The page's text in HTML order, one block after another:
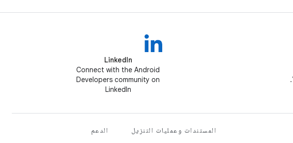
LinkedIn
Connect with the Android
Developers community on
LinkedIn
المستندات وعمليات التنزيل
الدعم